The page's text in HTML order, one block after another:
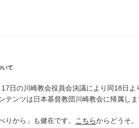
いて
日の川崎教会役員会決議により同18日よ
テンツは日本基督教団川崎教会に帰属しま
りから」も健在です。 こちらからどうそ。